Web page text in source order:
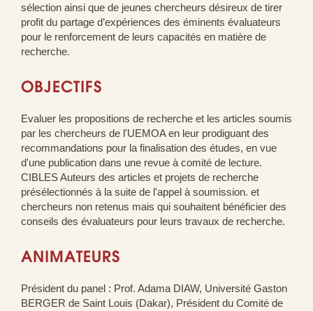
sélection ainsi que de jeunes chercheurs désireux de tirer
profit du partage d’expériences des éminents évaluateurs
pour le renforcement de leurs capacités en matière de
recherche.
OBJECTIFS
Evaluer les propositions de recherche et les articles soumis
par les chercheurs de l'UEMOA en leur prodiguant des
recommandations pour la finalisation des études, en vue
d'une publication dans une revue à comité de lecture.
CIBLES Auteurs des articles et projets de recherche
présélectionnés à la suite de l'appel à soumission. et
chercheurs non retenus mais qui souhaitent bénéficier des
conseils des évaluateurs pour leurs travaux de recherche.
ANIMATEURS
Président du panel : Prof. Adama DIAW, Université Gaston
BERGER de Saint Louis (Dakar), Président du Comité de